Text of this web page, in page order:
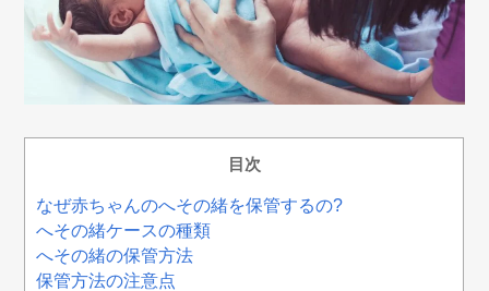
目次
なぜ赤ちゃんのへその緒を保管するの?
へその緒ケースの種類
へその緒の保管方法
保管方法の注意点